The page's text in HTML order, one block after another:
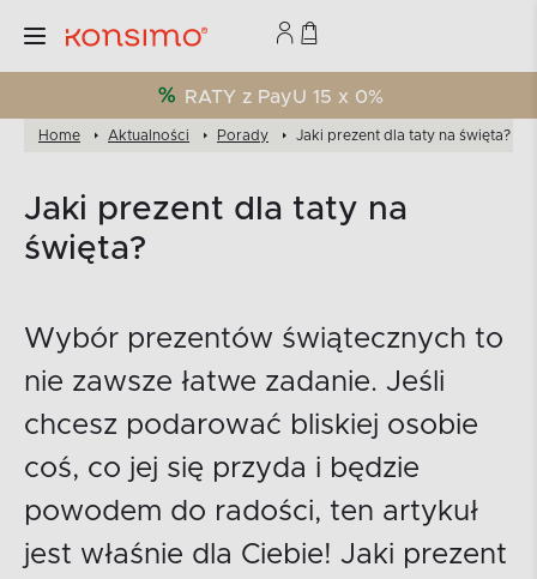
RATY z PayU 15 x 0%
Home Aktualności Porady Jaki prezent dla taty na święta?
Jaki prezent dla taty na
święta?
Wybór prezentów świątecznych to
nie zawsze łatwe zadanie. Jeśli
chcesz podarować bliskiej osobie
coś, co jej się przyda i będzie
powodem do radości, ten artykuł
jest właśnie dla Ciebie! Jaki prezent